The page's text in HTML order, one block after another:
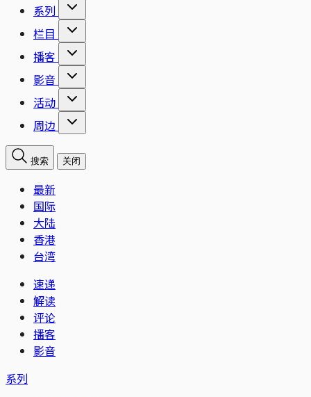
系列
栏目
播客
影音
活动
周边
搜索 关闭
最新
国际
大陆
香港
台湾
速递
解读
评论
播客
影音
系列